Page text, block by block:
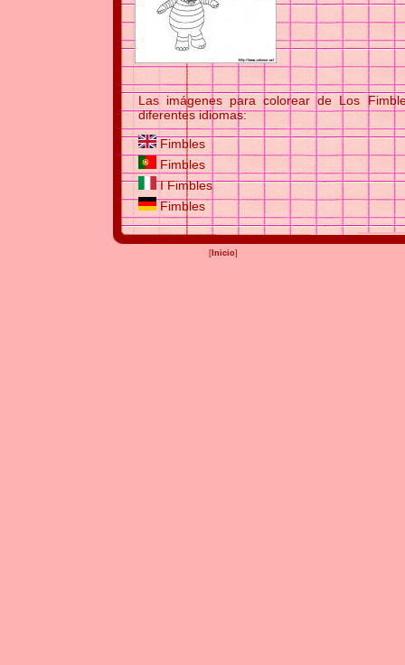
Las imágenes para colorear de Los
diferentes idiomas:
Fimbles
Fimbles
I Fimbles
Fimbles
[Inicio]